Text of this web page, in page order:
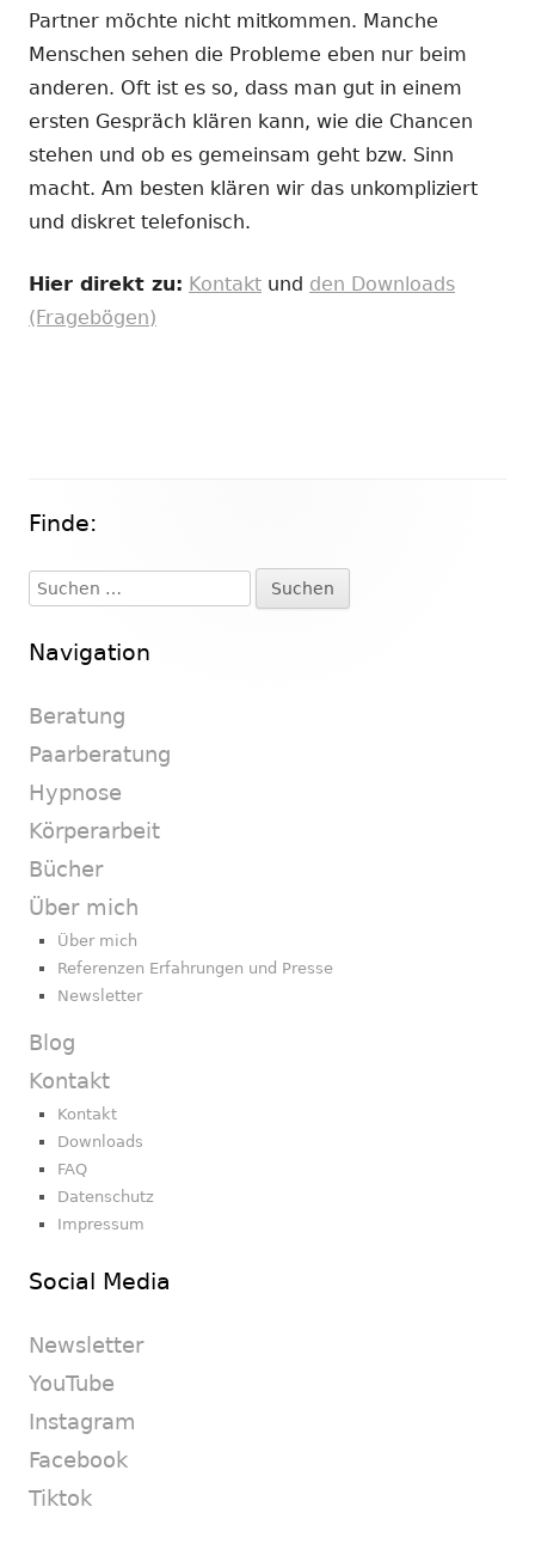
Partner möchte nicht mitkommen. Manche
Menschen sehen die Probleme eben nur beim
anderen. Oft ist es so, dass man gut in einem
ersten Gespräch klären kann, wie die Chancen
stehen und ob es gemeinsam geht bzw. Sinn
macht. Am besten klären wir das unkompliziert
und diskret telefonisch.
Hier direkt zu: Kontakt und den Downloads
(Fragebögen)
Haupt-
Seitenleiste
Finde:
Suchen
nach:
Navigation
Beratung
Paarberatung
Hypnose
Körperarbeit
Bücher
Über mich
Über mich
Referenzen Erfahrungen und Presse
Newsletter
Blog
Kontakt
Kontakt
Downloads
FAQ
Datenschutz
Impressum
Social Media
Newsletter
YouTube
Instagram
Facebook
Tiktok